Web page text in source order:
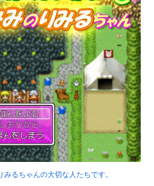
るちゃんの大切な人たちです。